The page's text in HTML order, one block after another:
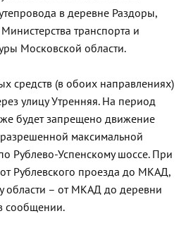
в деревне Раздоры,
транспорта и
Московской области.
средств (в обоих направлениях)
улицу Утренняя. На период
будет запрещено движение
разрешенной максимальной
Рублево-Успенскому шоссе. При
Рублевского проезда до МКАД,
области – от МКАД до деревни
сообщении.